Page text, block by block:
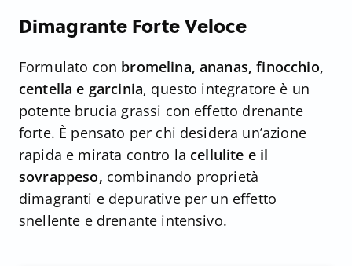
Dimagrante Forte Veloce
Formulato con bromelina, ananas, finocchio,
centella e garcinia, questo integratore è un
potente brucia grassi con effetto drenante
forte. È pensato per chi desidera un’azione
rapida e mirata contro la cellulite e il
sovrappeso, combinando proprietà
dimagranti e depurative per un effetto
snellente e drenante intensivo.